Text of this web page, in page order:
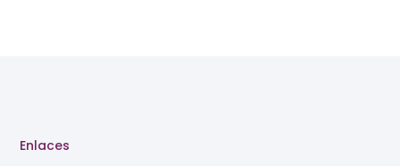
Enlaces